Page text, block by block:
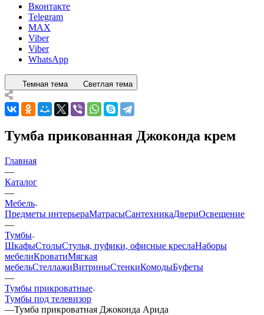
Вконтакте
Telegram
MAX
Viber
Viber
WhatsApp
Темная тема Светлая тема
Тумба прикованная Джоконда крем
Главная
—
Каталог
—
Мебель
Предметы интерьераМатрасыСантехникаДвериОсвещение
—
Тумбы
ШкафыСтолыСтулья, пуфики, офисные креслаНаборы
мебелиКроватиМягкая
мебельСтеллажиВитриныСтенкиКомодыБуфеты
—
Тумбы прикроватные
Тумбы под телевизор
—Тумба прикроватная Джоконда Арида